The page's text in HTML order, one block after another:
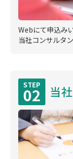
Webにて申込み
当社コンサルタ
STEP
02 当